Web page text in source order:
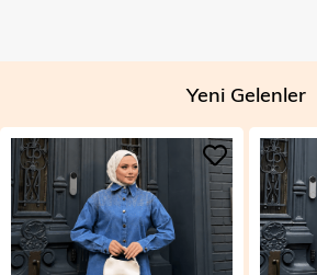
Yeni Gelenler